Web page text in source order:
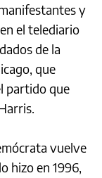
y
el telediario
de la
que
partido que
vuelve
hizo en 1996,